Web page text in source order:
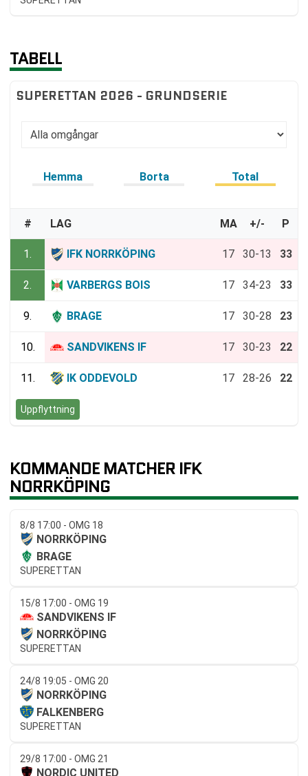
TABELL
SUPERETTAN 2026 - GRUNDSERIE
Hemma Borta Total
# LAG MA +/- P
1. IFK NORRKÖPING 17 30-13 33
2. VARBERGS BOIS 17 34-23 33
9. BRAGE 17 30-28 23
10. SANDVIKENS IF 17 30-23 22
11. IK ODDEVOLD 17 28-26 22
Uppflyttning
KOMMANDE MATCHER IFK
NORRKÖPING
8/8 17:00 - OMG 18
NORRKÖPING
BRAGE
SUPERETTAN
15/8 17:00 - OMG 19
SANDVIKENS IF
NORRKÖPING
SUPERETTAN
24/8 19:05 - OMG 20
NORRKÖPING
FALKENBERG
SUPERETTAN
29/8 17:00 - OMG 21
NORDIC UNITED